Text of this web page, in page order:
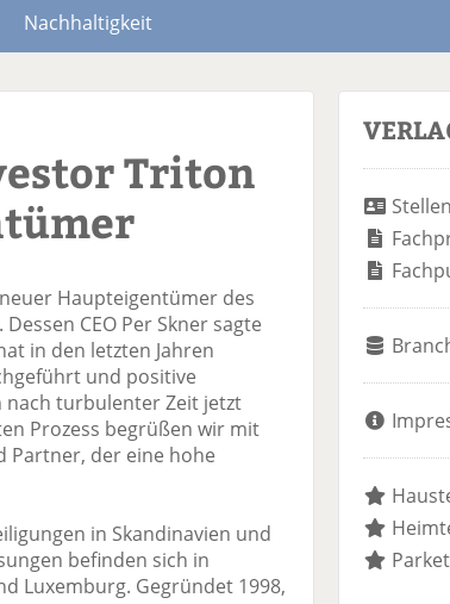
Nachhaltigkeit
Triton
Haupteigentümer des
CEO Per Skner sagte
in den letzten Jahren
und positive
turbulenter Zeit jetzt
Prozess begrüßen wir mit
Partner, der eine hohe
in Skandinavien und
befinden sich in
Luxemburg. Gegründet 1998,